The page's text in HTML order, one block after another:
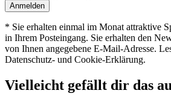
Anmelden
* Sie erhalten einmal im Monat attraktive
in Ihrem Posteingang. Sie erhalten den
von Ihnen angegebene E-Mail-Adresse.
Datenschutz- und Cookie-Erklärung.
Vielleicht gefällt dir das